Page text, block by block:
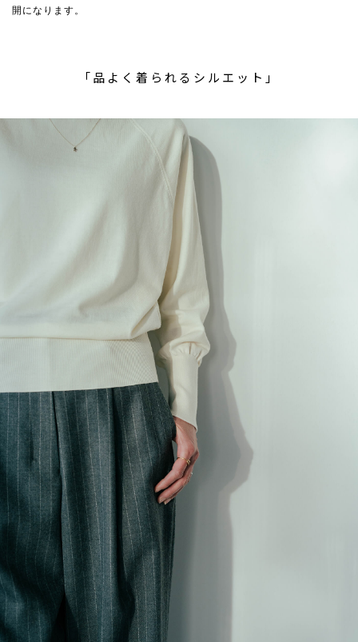
開になります。
「品よく着られるシルエット」